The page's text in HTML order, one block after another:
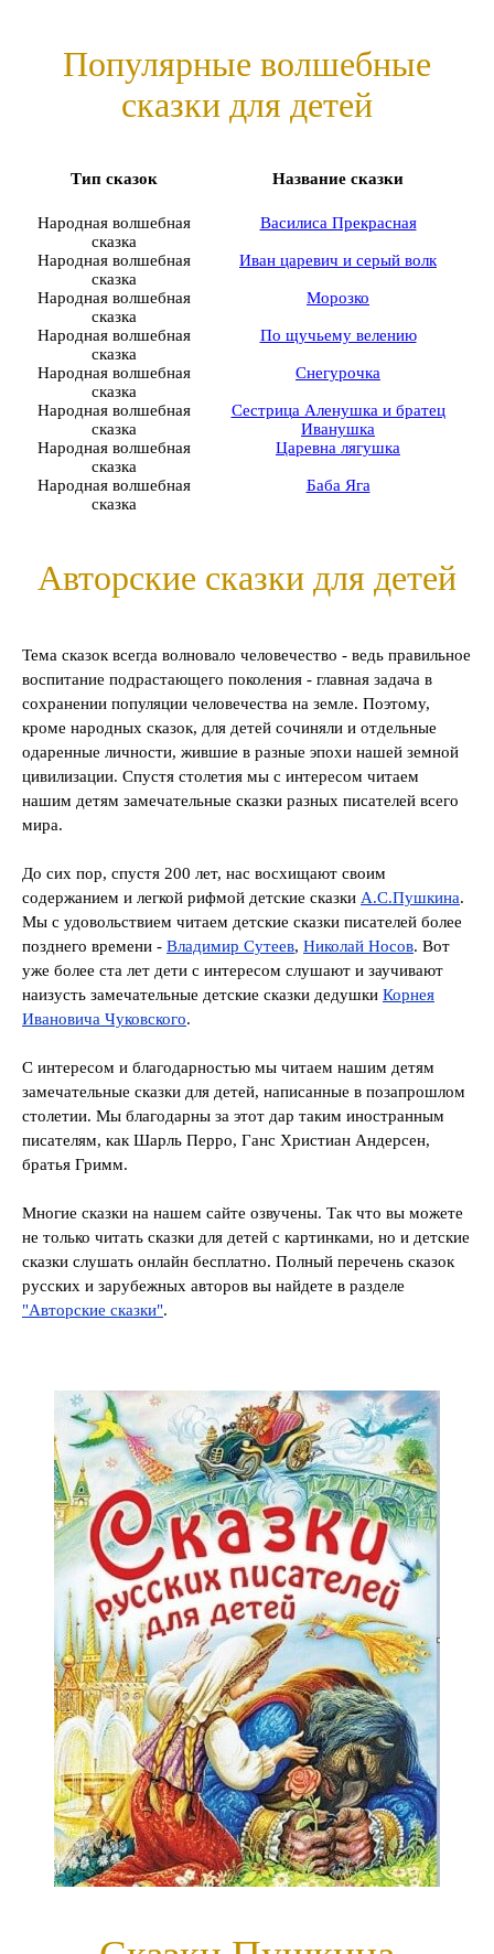
Популярные волшебные
сказки для детей
Тип сказок Название сказки
Народная волшебная
сказка
Василиса Прекрасная
Народная волшебная
сказка
Иван царевич и серый волк
Народная волшебная
сказка
Морозко
Народная волшебная
сказка
По щучьему велению
Народная волшебная
сказка
Снегурочка
Народная волшебная
сказка
Сестрица Аленушка и братец
Иванушка
Народная волшебная
сказка
Царевна лягушка
Народная волшебная
сказка
Баба Яга
Авторские сказки для детей
Тема сказок всегда волновало человечество - ведь правильное
воспитание подрастающего поколения - главная задача в
сохранении популяции человечества на земле. Поэтому,
кроме народных сказок, для детей сочиняли и отдельные
одаренные личности, жившие в разные эпохи нашей земной
цивилизации. Спустя столетия мы с интересом читаем
нашим детям замечательные сказки разных писателей всего
мира.
До сих пор, спустя 200 лет, нас восхищают своим
содержанием и легкой рифмой детские сказки А.С.Пушкина.
Мы с удовольствием читаем детские сказки писателей более
позднего времени - Владимир Сутеев, Николай Носов. Вот
уже более ста лет дети с интересом слушают и заучивают
наизусть замечательные детские сказки дедушки Корнея
Ивановича Чуковского.
С интересом и благодарностью мы читаем нашим детям
замечательные сказки для детей, написанные в позапрошлом
столетии. Мы благодарны за этот дар таким иностранным
писателям, как Шарль Перро, Ганс Христиан Андерсен,
братья Гримм.
Многие сказки на нашем сайте озвучены. Так что вы можете
не только читать сказки для детей с картинками, но и детские
сказки слушать онлайн бесплатно. Полный перечень сказок
русских и зарубежных авторов вы найдете в разделе
"Авторские сказки".